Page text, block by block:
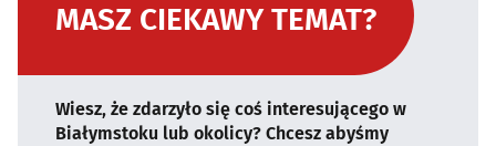
MASZ CIEKAWY TEMAT?
Wiesz, że zdarzyło się coś interesującego w
Białymstoku lub okolicy? Chcesz abyśmy